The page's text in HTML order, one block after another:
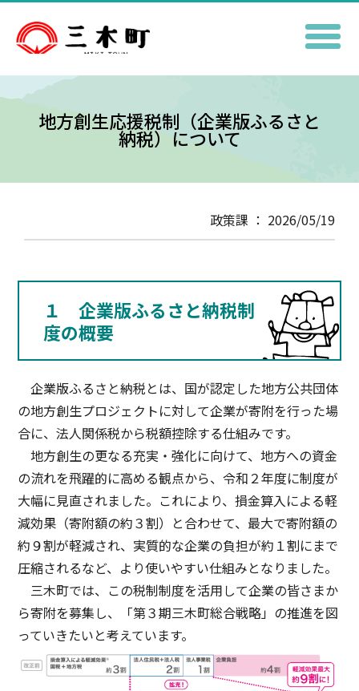
地方創生応援税制（企業版ふるさと
納税）について
政策課 ： 2026/05/19
１ 企業版ふるさと納税制
度の概要
企業版ふるさと納税とは、国が認定した地方公共団体
の地方創生プロジェクトに対して企業が寄附を行った場
合に、法人関係税から税額控除する仕組みです。
地方創生の更なる充実・強化に向けて、地方への資金
の流れを飛躍的に高める観点から、令和２年度に制度が
大幅に見直されました。これにより、損金算入による軽
減効果（寄附額の約３割）と合わせて、最大で寄附額の
約９割が軽減され、実質的な企業の負担が約１割にまで
圧縮されるなど、より使いやすい仕組みとなりました。
三木町では、この税制制度を活用して企業の皆さまか
ら寄附を募集し、「第３期三木町総合戦略」の推進を図
っていきたいと考えています。